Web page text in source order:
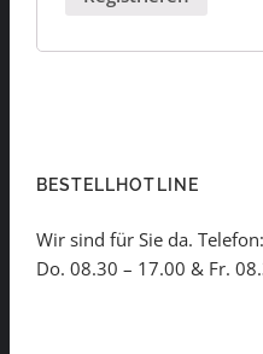
BESTELLHOTLINE
Wir sind für Sie da. Telefon:
Do. 08.30 – 17.00 & Fr.